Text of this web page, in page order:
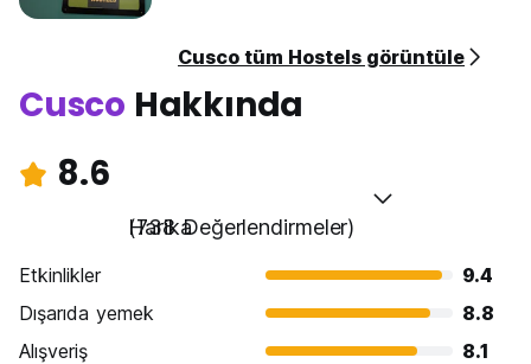
Cusco tüm Hostels görüntüle
Cusco Hakkında
8.6
Harika
(738 Değerlendirmeler)
Etkinlikler
9.4
Dışarıda yemek
8.8
Alışveriş
8.1